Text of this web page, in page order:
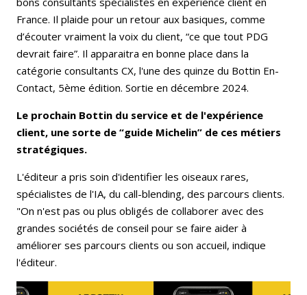
France. Il plaide pour un retour aux basiques, comme
d’écouter vraiment la voix du client, “ce que tout PDG
devrait faire”. Il apparaitra en bonne place dans la
catégorie consultants CX, l'une des quinze du Bottin En-
Contact, 5ème édition. Sortie en décembre 2024.
Le prochain Bottin du service et de l'expérience
client, une sorte de “guide Michelin” de ces métiers
stratégiques.
L'éditeur a pris soin d'identifier les oiseaux rares,
spécialistes de l'IA, du call-blending, des parcours clients.
"On n'est pas ou plus obligés de collaborer avec des
grandes sociétés de conseil pour se faire aider à
améliorer ses parcours clients ou son accueil, indique
l'éditeur.